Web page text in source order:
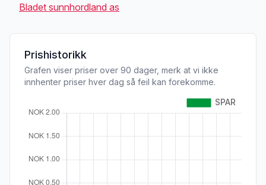
Bladet sunnhordland as
Prishistorikk
Grafen viser priser over 90 dager, merk at vi ikke
innhenter priser hver dag så feil kan forekomme.